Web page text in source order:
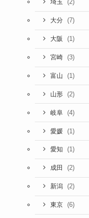
埼玉 (2)
大分 (7)
大阪 (1)
宮崎 (3)
富山 (1)
山形 (2)
岐阜 (4)
愛媛 (1)
愛知 (1)
成田 (2)
新潟 (2)
東京 (6)